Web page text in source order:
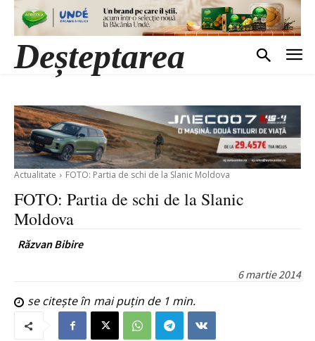
Deșteptarea
Actualitate FOTO: Partia de schi de la Slanic Moldova
FOTO: Partia de schi de la Slanic
Moldova
Răzvan Bibire
6 martie 2014
se citește în mai puțin de 1 min.